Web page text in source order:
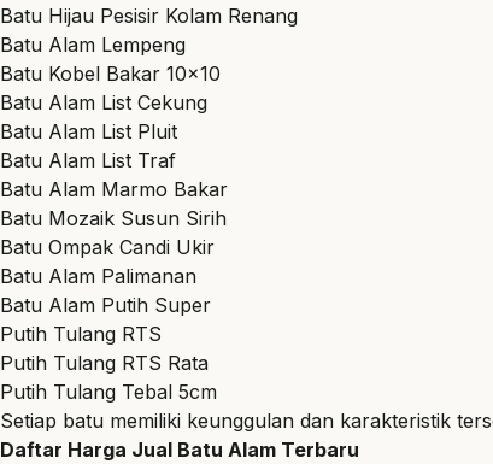
Batu Hijau Pesisir Kolam Renang
Batu Alam Lempeng
Batu Kobel Bakar 10×10
Batu Alam List Cekung
Batu Alam List Pluit
Batu Alam List Traf
Batu Alam Marmo Bakar
Batu Mozaik Susun Sirih
Batu Ompak Candi Ukir
Batu Alam Palimanan
Batu Alam Putih Super
Putih Tulang RTS
Putih Tulang RTS Rata
Putih Tulang Tebal 5cm
Setiap batu memiliki keunggulan dan karakteristik
Daftar Harga Jual Batu Alam Terbaru